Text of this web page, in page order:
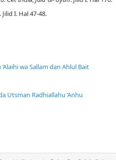
. Jilid I. Hal 47-48.
wa Sallam dan Ahlul Bait
Utsman Radhiallahu ‘Anhu